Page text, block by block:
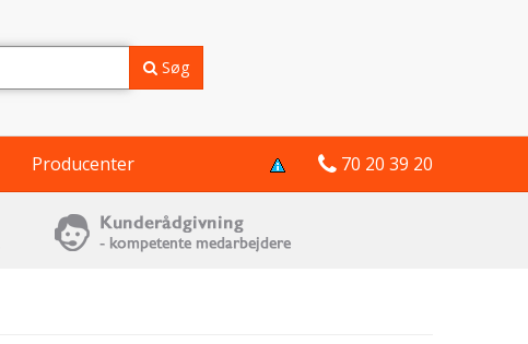
Søg
Producenter 70 20 39 20